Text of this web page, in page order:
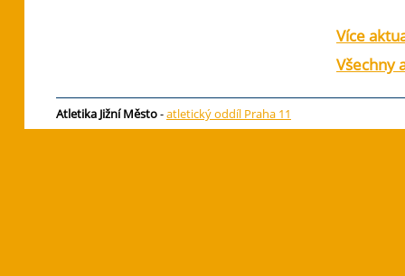
Více
Všechny
Atletika Jižní Město-atletický oddíl Praha 11